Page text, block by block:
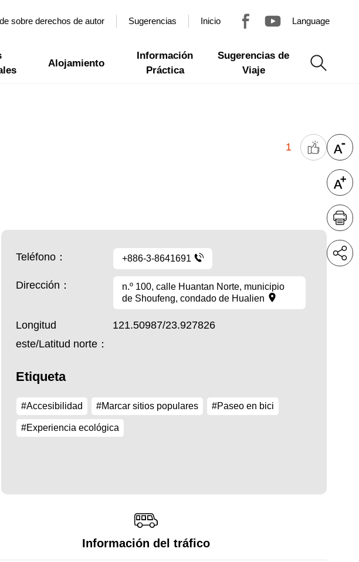
sobre derechos de autor Sugerencias Inicio Language
Alojamiento
Información
Práctica
Sugerencias de
Viaje
1
Teléfono： +886-3-8641691
Dirección：
n.º 100, calle Huantan Norte, municipio
de Shoufeng, condado de Hualien
Longitud
este/Latitud norte：
121.50987/23.927826
Etiqueta
#Accesibilidad #Marcar sitios populares #Paseo en bici
#Experiencia ecológica
Información del tráfico